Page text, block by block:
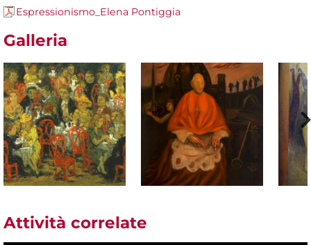
Espressionismo_Elena Pontiggia
Galleria
Attività correlate